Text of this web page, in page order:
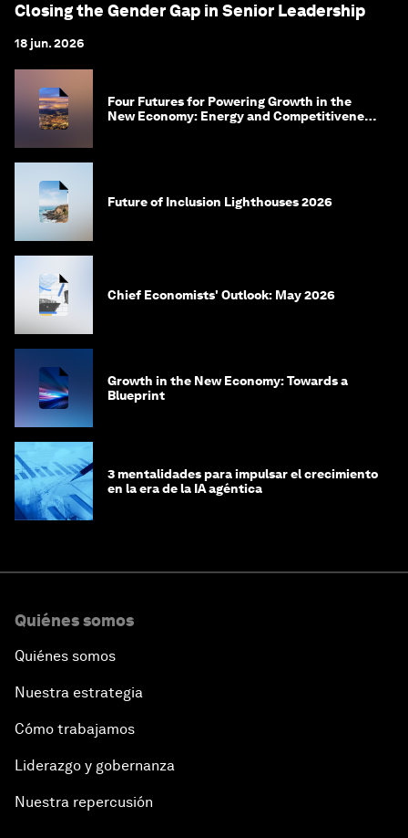
Closing the Gender Gap in Senior Leadership
18 jun. 2026
Four Futures for Powering Growth in the
New Economy: Energy and Competitiveness
Future of Inclusion Lighthouses 2026
Chief Economists' Outlook: May 2026
Growth in the New Economy: Towards a
Blueprint
3 mentalidades para impulsar el crecimiento
en la era de la IA agéntica
Quiénes somos
Quiénes somos
Nuestra estrategia
Cómo trabajamos
Liderazgo y gobernanza
Nuestra repercusión